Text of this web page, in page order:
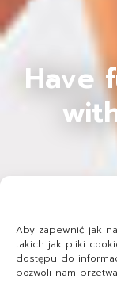
Aby zapewnić jak
takich jak pliki
dostępu do
pozwoli nam
Have